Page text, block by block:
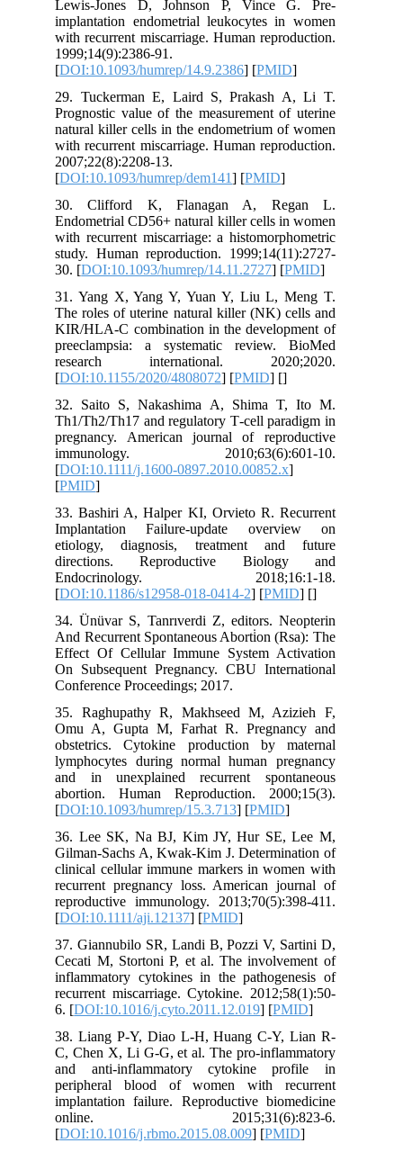
Lewis-Jones D, Johnson P, Vince G. Pre-
implantation endometrial leukocytes in women
with recurrent miscarriage. Human reproduction.
1999;14(9):2386-91.
[DOI:10.1093/humrep/14.9.2386] [PMID
29. Tuckerman E, Laird S, Prakash A, Li T.
Prognostic value of the measurement of uterine
natural killer cells in the endometrium of women
with recurrent miscarriage. Human reproduction.
2007;22(8):2208-13.
[DOI:10.1093/humrep/dem141] [PMID
30. Clifford K, Flanagan A, Regan L.
Endometrial CD56+ natural killer cells in women
with recurrent miscarriage: a histomorphometric
study. Human reproduction. 1999;14(11):2727-
30. [DOI:10.1093/humrep/14.11.2727] [PMID
31. Yang X, Yang Y, Yuan Y, Liu L, Meng T.
The roles of uterine natural killer (NK) cells and
KIR/HLA-C combination in the development of
preeclampsia: a systematic review. BioMed
research international. 2020;2020.
[DOI:10.1155/2020/4808072] [PMID] [
32. Saito S, Nakashima A, Shima T, Ito M.
Th1/Th2/Th17 and regulatory T‐cell paradigm in
pregnancy. American journal of reproductive
immunology. 2010;63(6):601-10.
[DOI:10.1111/j.1600-0897.2010.00852.x
[PMID
33. Bashiri A, Halper KI, Orvieto R. Recurrent
Implantation Failure-update overview on
etiology, diagnosis, treatment and future
directions. Reproductive Biology and
Endocrinology. 2018;16:1-18.
[DOI:10.1186/s12958-018-0414-2] [PMID] [
34. Ünüvar S, Tanrıverdi Z, editors. Neopterin
And Recurrent Spontaneous Aborti̇on (Rsa): The
Effect Of Cellular Immune System Activation
On Subsequent Pregnancy. CBU International
Conference Proceedings; 2017.
35. Raghupathy R, Makhseed M, Azizieh F,
Omu A, Gupta M, Farhat R. Pregnancy and
obstetrics. Cytokine production by maternal
lymphocytes during normal human pregnancy
and in unexplained recurrent spontaneous
abortion. Human Reproduction. 2000;15(3).
[DOI:10.1093/humrep/15.3.713] [PMID
36. Lee SK, Na BJ, Kim JY, Hur SE, Lee M,
Gilman‐Sachs A, Kwak‐Kim J. Determination of
clinical cellular immune markers in women with
recurrent pregnancy loss. American journal of
reproductive immunology. 2013;70(5):398-411.
[DOI:10.1111/aji.12137] [PMID
37. Giannubilo SR, Landi B, Pozzi V, Sartini D,
Cecati M, Stortoni P, et al. The involvement of
inflammatory cytokines in the pathogenesis of
recurrent miscarriage. Cytokine. 2012;58(1):50-
6. [DOI:10.1016/j.cyto.2011.12.019] [PMID
38. Liang P-Y, Diao L-H, Huang C-Y, Lian R-
C, Chen X, Li G-G, et al. The pro-inflammatory
and anti-inflammatory cytokine profile in
peripheral blood of women with recurrent
implantation failure. Reproductive biomedicine
online. 2015;31(6):823-6.
[DOI:10.1016/j.rbmo.2015.08.009] [PMID